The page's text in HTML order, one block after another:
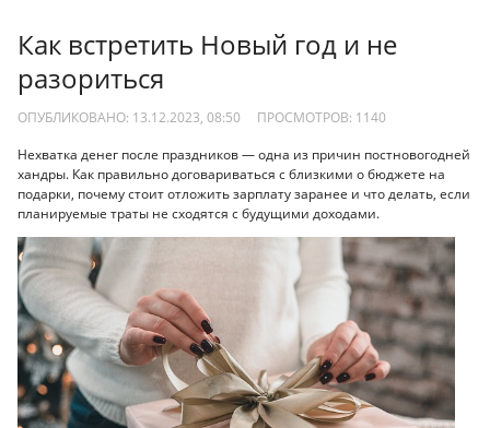
Как встретить Новый год и не
разориться
ОПУБЛИКОВАНО: 13.12.2023, 08:50 ПРОСМОТРОВ: 1140
Нехватка денег после праздников — одна из причин постновогодней
хандры. Как правильно договариваться с близкими о бюджете на
подарки, почему стоит отложить зарплату заранее и что делать, если
планируемые траты не сходятся с будущими доходами.